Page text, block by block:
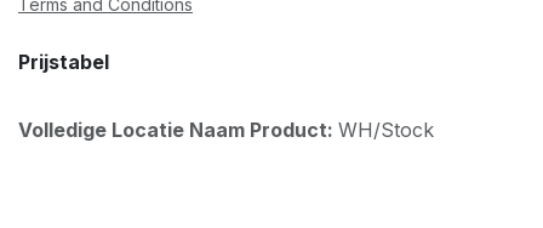
Terms and Conditions
Prijstabel
Volledige Locatie Naam Product: WH/Stock